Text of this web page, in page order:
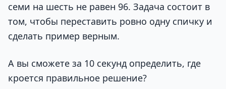
семи на шесть не равен 96. Задача состоит в
том, чтобы переставить ровно одну спичку и
сделать пример верным.
А вы сможете за 10 секунд определить, где
кроется правильное решение?